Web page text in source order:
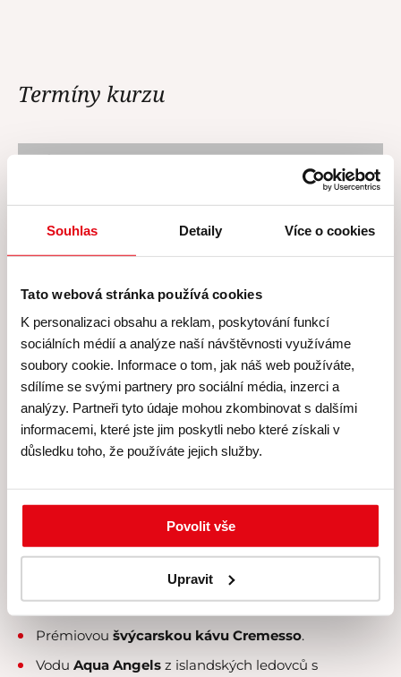
Souhlas Detaily Více o cookies
Tato webová stránka používá cookies
K personalizaci obsahu a reklam, poskytování funkcí
sociálních médií a analýze naší návštěvnosti využíváme
soubory cookie. Informace o tom, jak náš web používáte,
sdílíme se svými partnery pro sociální média, inzerci a
analýzy. Partneři tyto údaje mohou zkombinovat s dalšími
informacemi, které jste jim poskytli nebo které získali v
důsledku toho, že používáte jejich služby.
Povolit vše
Upravit
Termíny kurzu
V tuto chvíli nejsou vypsány žádné
Cena všech kurzů zahrnuje
Cena všech našich kurzů
zahrnuje
Skutečněindividuální péči lektora a personálu –
Veškeré suroviny, u nichž klademe velkýdůraz na
.
Kvalitní rozlévanévíno.
Nabídku konzumace exkluzivních
Kusmi Tea.
Prémiovou švýcarskou kávu Cremesso.
Vodu Aqua Angels z islandských ledovců s